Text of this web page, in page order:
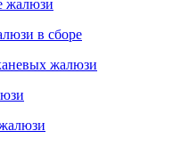
жалюзи
в сборе
жалюзи